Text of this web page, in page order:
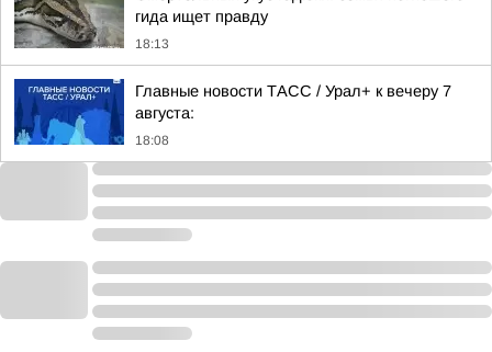
гида ищет правду
18:13
Главные новости ТАСС / Урал+ к вечеру 7
августа:
18:08